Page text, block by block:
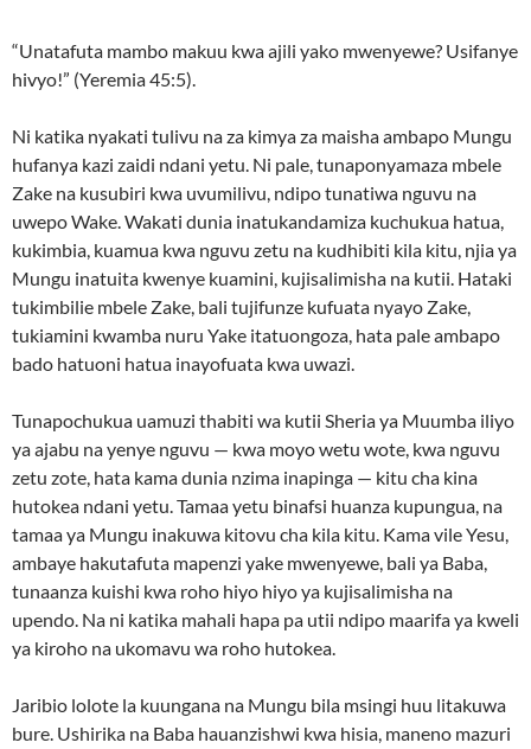
“Unatafuta mambo makuu kwa ajili yako mwenyewe? Usifanye
hivyo!” (Yeremia 45:5).
Ni katika nyakati tulivu na za kimya za maisha ambapo Mungu
hufanya kazi zaidi ndani yetu. Ni pale, tunaponyamaza mbele
Zake na kusubiri kwa uvumilivu, ndipo tunatiwa nguvu na
uwepo Wake. Wakati dunia inatukandamiza kuchukua hatua,
kukimbia, kuamua kwa nguvu zetu na kudhibiti kila kitu, njia ya
Mungu inatuita kwenye kuamini, kujisalimisha na kutii. Hataki
tukimbilie mbele Zake, bali tujifunze kufuata nyayo Zake,
tukiamini kwamba nuru Yake itatuongoza, hata pale ambapo
bado hatuoni hatua inayofuata kwa uwazi.
Tunapochukua uamuzi thabiti wa kutii Sheria ya Muumba iliyo
ya ajabu na yenye nguvu — kwa moyo wetu wote, kwa nguvu
zetu zote, hata kama dunia nzima inapinga — kitu cha kina
hutokea ndani yetu. Tamaa yetu binafsi huanza kupungua, na
tamaa ya Mungu inakuwa kitovu cha kila kitu. Kama vile Yesu,
ambaye hakutafuta mapenzi yake mwenyewe, bali ya Baba,
tunaanza kuishi kwa roho hiyo hiyo ya kujisalimisha na
upendo. Na ni katika mahali hapa pa utii ndipo maarifa ya kweli
ya kiroho na ukomavu wa roho hutokea.
Jaribio lolote la kuungana na Mungu bila msingi huu litakuwa
bure. Ushirika na Baba hauanzishwi kwa hisia, maneno mazuri